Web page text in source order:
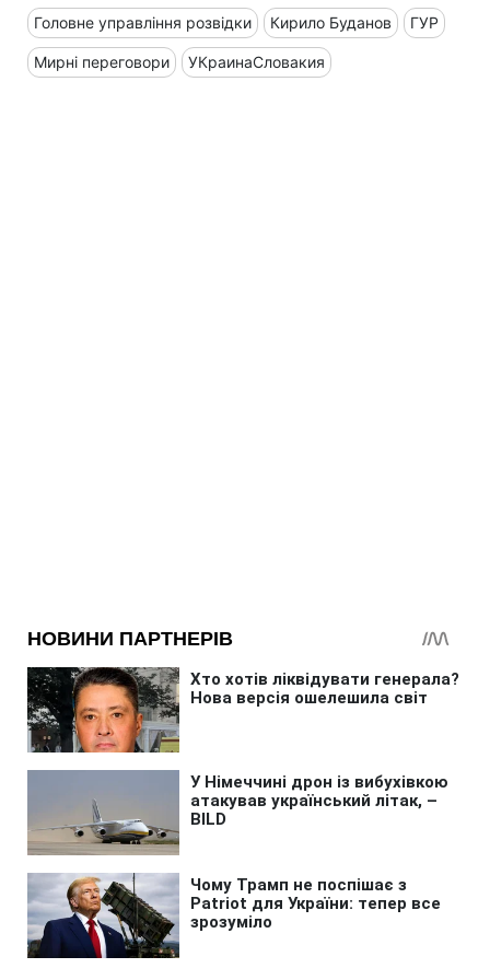
Головне управління розвідки Кирило Буданов ГУР
Мирні переговори УКраинаСловакия